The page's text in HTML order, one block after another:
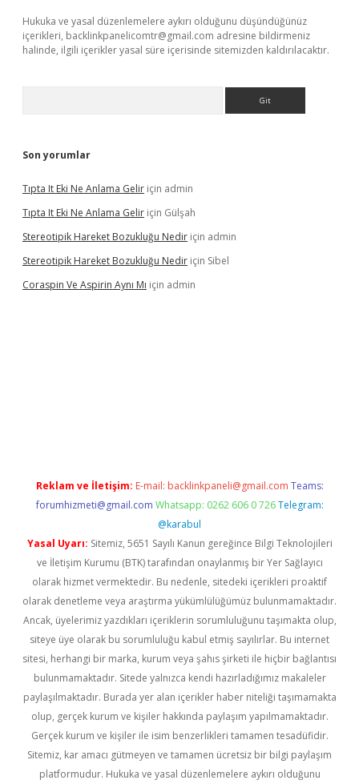
Hukuka ve yasal düzenlemelere aykırı olduğunu düşündüğünüz
içerikleri, backlinkpanelicomtr@gmail.com adresine bildirmeniz
halinde, ilgili içerikler yasal süre içerisinde sitemizden kaldırılacaktır.
Son yorumlar
Tıpta It Eki Ne Anlama Gelir için admin
Tıpta It Eki Ne Anlama Gelir için Gülşah
Stereotipik Hareket Bozukluğu Nedir için admin
Stereotipik Hareket Bozukluğu Nedir için Sibel
Coraspin Ve Aspirin Aynı Mı için admin
Reklam ve İletişim: E-mail: backlinkpaneli@gmail.com Teams:
forumhizmeti@gmail.com Whatsapp: 0262 606 0 726 Telegram:
@karabul
Yasal Uyarı: Sitemiz, 5651 Sayılı Kanun gereğince Bilgi Teknolojileri
ve İletişim Kurumu (BTK) tarafından onaylanmış bir Yer Sağlayıcı
olarak hizmet vermektedir. Bu nedenle, sitedeki içerikleri proaktif
olarak denetleme veya araştırma yükümlülüğümüz bulunmamaktadır.
Ancak, üyelerimiz yazdıkları içeriklerin sorumluluğunu taşımakta olup,
siteye üye olarak bu sorumluluğu kabul etmiş sayılırlar. Bu internet
sitesi, herhangi bir marka, kurum veya şahıs şirketi ile hiçbir bağlantısı
bulunmamaktadır. Sitede yalnızca kendi hazırladığımız makaleler
paylaşılmaktadır. Burada yer alan içerikler haber niteliği taşımamakta
olup, gerçek kurum ve kişiler hakkında paylaşım yapılmamaktadır.
Gerçek kurum ve kişiler ile isim benzerlikleri tamamen tesadüfidir.
Sitemiz, kar amacı gütmeyen ve tamamen ücretsiz bir bilgi paylaşım
platformudur. Hukuka ve yasal düzenlemelere aykırı olduğunu